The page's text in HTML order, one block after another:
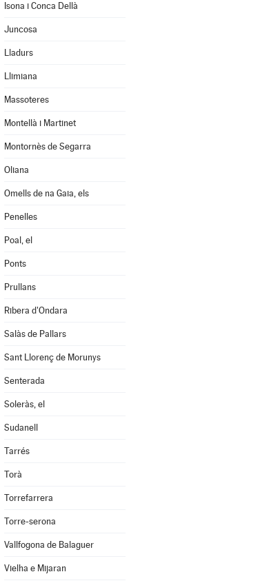
Isona i Conca Dellà
Juncosa
Lladurs
Llimiana
Massoteres
Montellà i Martinet
Montornès de Segarra
Oliana
Omells de na Gaia, els
Penelles
Poal, el
Ponts
Prullans
Ribera d'Ondara
Salàs de Pallars
Sant Llorenç de Morunys
Senterada
Soleràs, el
Sudanell
Tarrés
Torà
Torrefarrera
Torre-serona
Vallfogona de Balaguer
Vielha e Mijaran